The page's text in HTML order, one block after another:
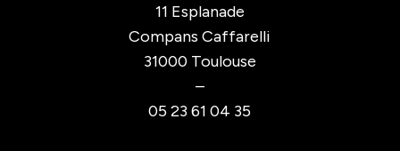
11 Esplanade
Compans Caffarelli
31000 Toulouse
–
05 23 61 04 35